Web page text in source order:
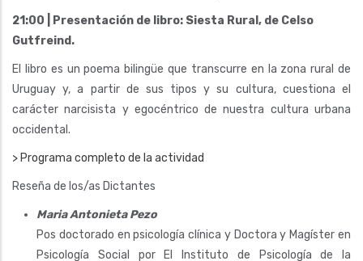
21:00 | Presentación de libro: Siesta Rural, de Celso
Gutfreind.
El libro es un poema bilingüe que transcurre en la zona rural de
Uruguay y, a partir de sus tipos y su cultura, cuestiona el
carácter narcisista y egocéntrico de nuestra cultura urbana
occidental.
> Programa completo de la actividad
Reseña de los/as Dictantes
Maria Antonieta Pezo
Pos doctorado en psicología clínica y Doctora y Magíster en
Psicología Social por El Instituto de Psicología de la